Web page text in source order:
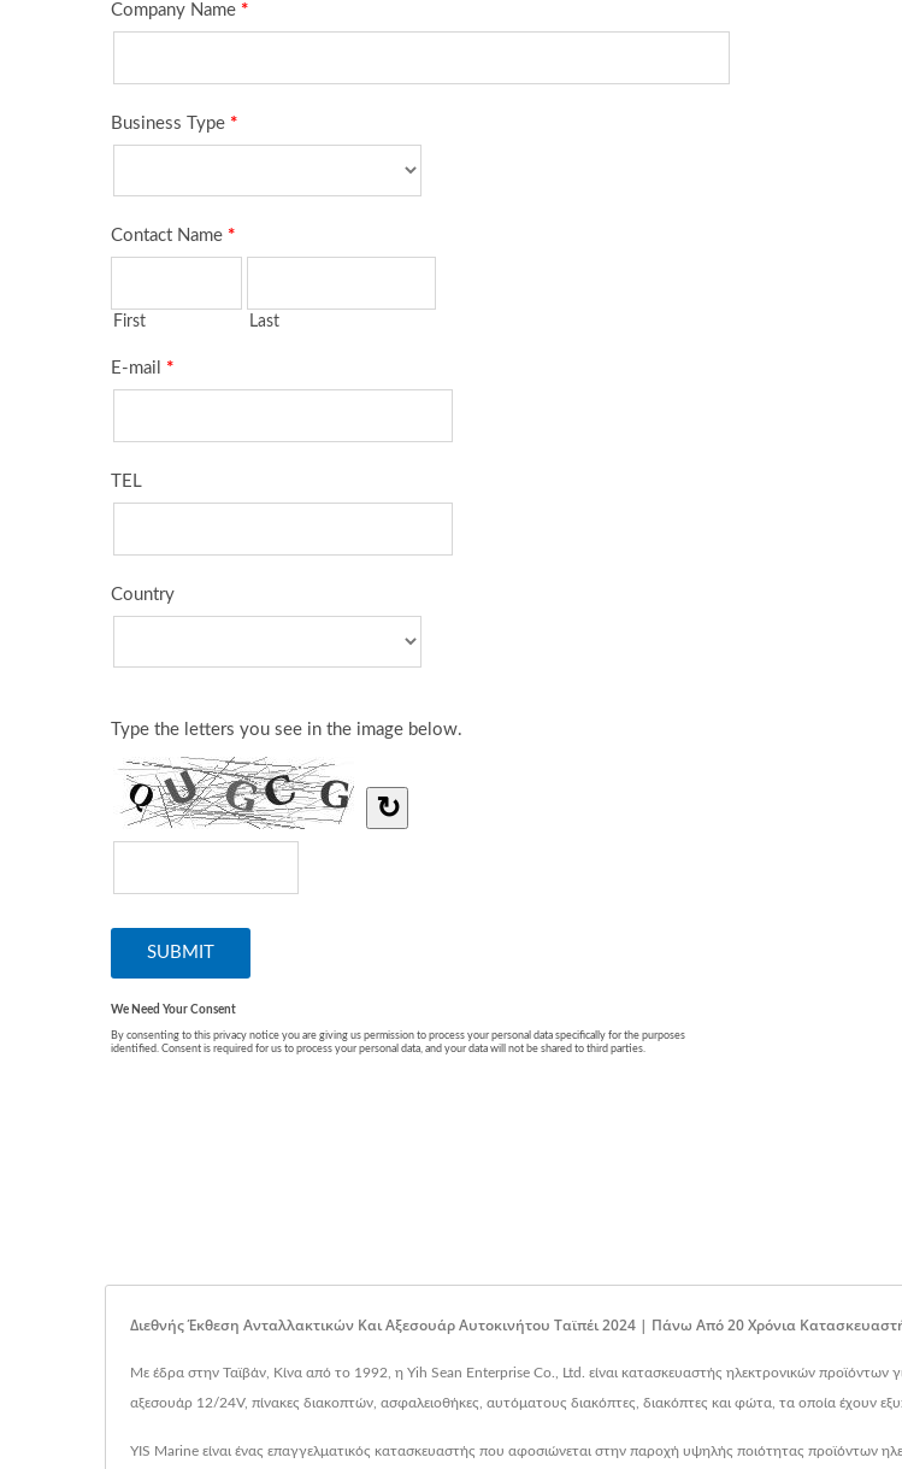
Διεθνής Έκθεση Ανταλλακτικών Και Αξεσουάρ Αυτοκινήτου Ταϊπέι 2024 | Πάνω Από 20 Χρόνια
Με έδρα στην Ταϊβάν, Κίνα από το 1992, η Yih Sean Enterprise Co., Ltd. είναι κατασκευαστής ηλεκτρονικών προϊόντων
αξεσουάρ 12/24V, πίνακες διακοπτών, ασφαλειοθήκες, αυτόματους διακόπτες, διακόπτες και φώτα, τα οποία έχουν
YIS Marine είναι ένας επαγγελματικός κατασκευαστής που αφοσιώνεται στην παροχή υψηλής ποιότητας προϊόντων